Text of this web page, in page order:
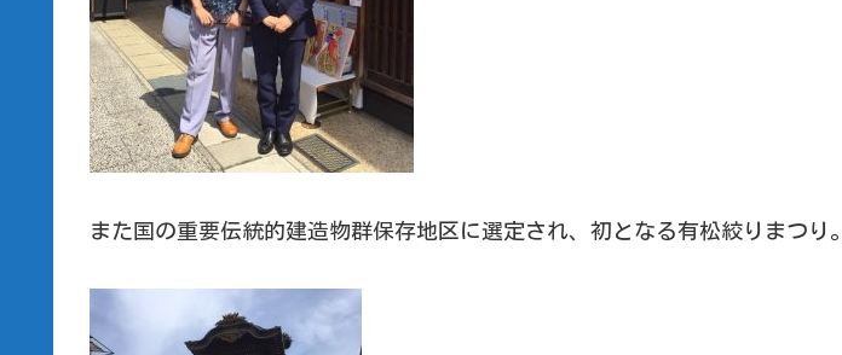
また国の重要伝統的建造物群保存地区に選定され、初となる有松絞りまつり。